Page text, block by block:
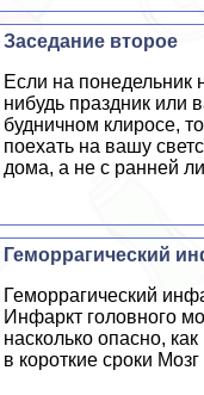
Заседание второе
Если на понедельник
нибудь праздник или
будничном клиросе,
поехать на вашу
дома, а не с ранней
Геморрагический
Геморрагический
Инфаркт головного
насколько опасно,
в короткие сроки